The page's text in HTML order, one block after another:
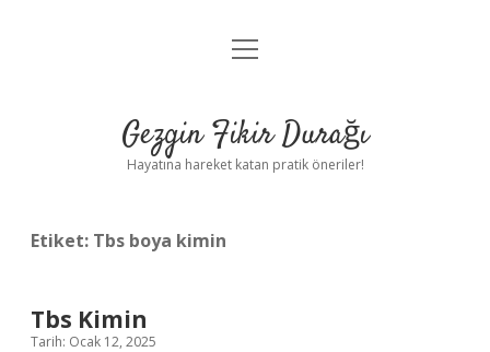
Anasayfa
Yasal Uyarı
menüyü
Gezgin Fikir Durağı
Hayatına hareket katan pratik öneriler!
Etiket: Tbs boya kimin
Tbs Kimin
Tarih: Ocak 12, 2025